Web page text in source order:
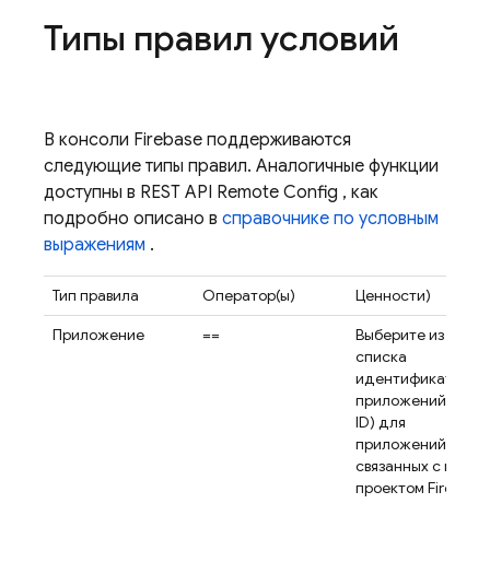
Типы правил условий
В консоли Firebase поддерживаются
следующие типы правил. Аналогичные функции
доступны в REST API Remote Config , как
подробно описано в справочнике по условным
выражениям .
Тип правила Оператор(ы)
Ценности)
Приложение
==
Выберите из
списка
идентификаторов
приложений (App
ID) для
приложений,
связанных с вашим
проектом Firebase.